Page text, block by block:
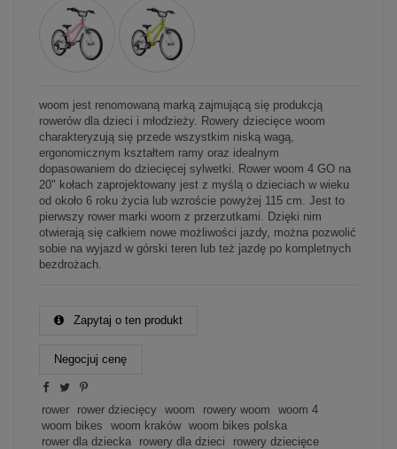
woom jest renomowaną marką zajmującą się produkcją
rowerów dla dzieci i młodzieży. Rowery dziecięce woom
charakteryzują się przede wszystkim niską wagą,
ergonomicznym kształtem ramy oraz idealnym
dopasowaniem do dziecięcej sylwetki. Rower woom 4 GO na
20" kołach zaprojektowany jest z myślą o dzieciach w wieku
od około 6 roku życia lub wzroście powyżej 115 cm. Jest to
pierwszy rower marki woom z przerzutkami. Dzięki nim
otwierają się całkiem nowe możliwości jazdy, można pozwolić
sobie na wyjazd w górski teren lub też jazdę po kompletnych
bezdrożach.
Zapytaj o ten produkt
Negocjuj cenę
rower rower dziecięcy woom rowery woom
woom 4
woom bikes
woom kraków
woom bikes polska
rower dla dziecka
rowery dla dzieci
rowery dziecięce